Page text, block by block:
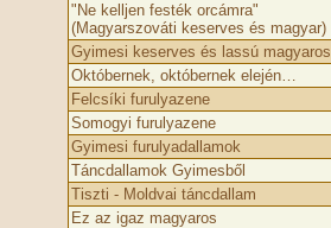
"Ne kelljen festék orcámra"
(Magyarszováti keserves és magyar)
Gyimesi keserves és lassú magyaros
Októbernek, októbernek elején…
Felcsíki furulyazene
Somogyi furulyazene
Gyimesi furulyadallamok
Táncdallamok Gyimesből
Tiszti - Moldvai táncdallam
Ez az igaz magyaros